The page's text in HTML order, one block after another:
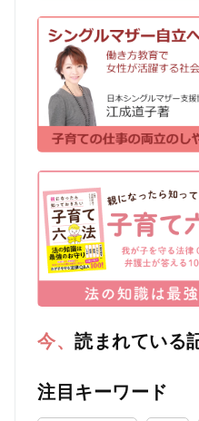
今、読まれている
注目キーワード